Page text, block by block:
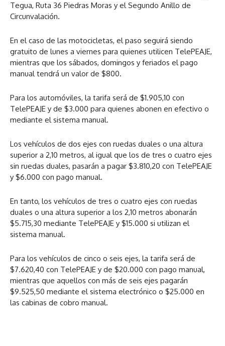
Tegua, Ruta 36 Piedras Moras y el Segundo Anillo de
Circunvalación.
En el caso de las motocicletas, el paso seguirá siendo
gratuito de lunes a viernes para quienes utilicen TelePEAJE,
mientras que los sábados, domingos y feriados el pago
manual tendrá un valor de $800.
Para los automóviles, la tarifa será de $1.905,10 con
TelePEAJE y de $3.000 para quienes abonen en efectivo o
mediante el sistema manual.
Los vehículos de dos ejes con ruedas duales o una altura
superior a 2,10 metros, al igual que los de tres o cuatro ejes
sin ruedas duales, pasarán a pagar $3.810,20 con TelePEAJE
y $6.000 con pago manual.
En tanto, los vehículos de tres o cuatro ejes con ruedas
duales o una altura superior a los 2,10 metros abonarán
$5.715,30 mediante TelePEAJE y $15.000 si utilizan el
sistema manual.
Para los vehículos de cinco o seis ejes, la tarifa será de
$7.620,40 con TelePEAJE y de $20.000 con pago manual,
mientras que aquellos con más de seis ejes pagarán
$9.525,50 mediante el sistema electrónico o $25.000 en
las cabinas de cobro manual.